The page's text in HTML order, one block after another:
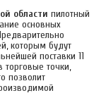
области пилотный
основных
которым будут
поставки 11
точки,
позволит